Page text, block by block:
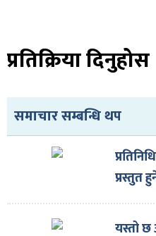
प्रतिक्रिया दिनुहोस
समाचार सम्बन्धि थप
प्रस्तुत
यस्तो